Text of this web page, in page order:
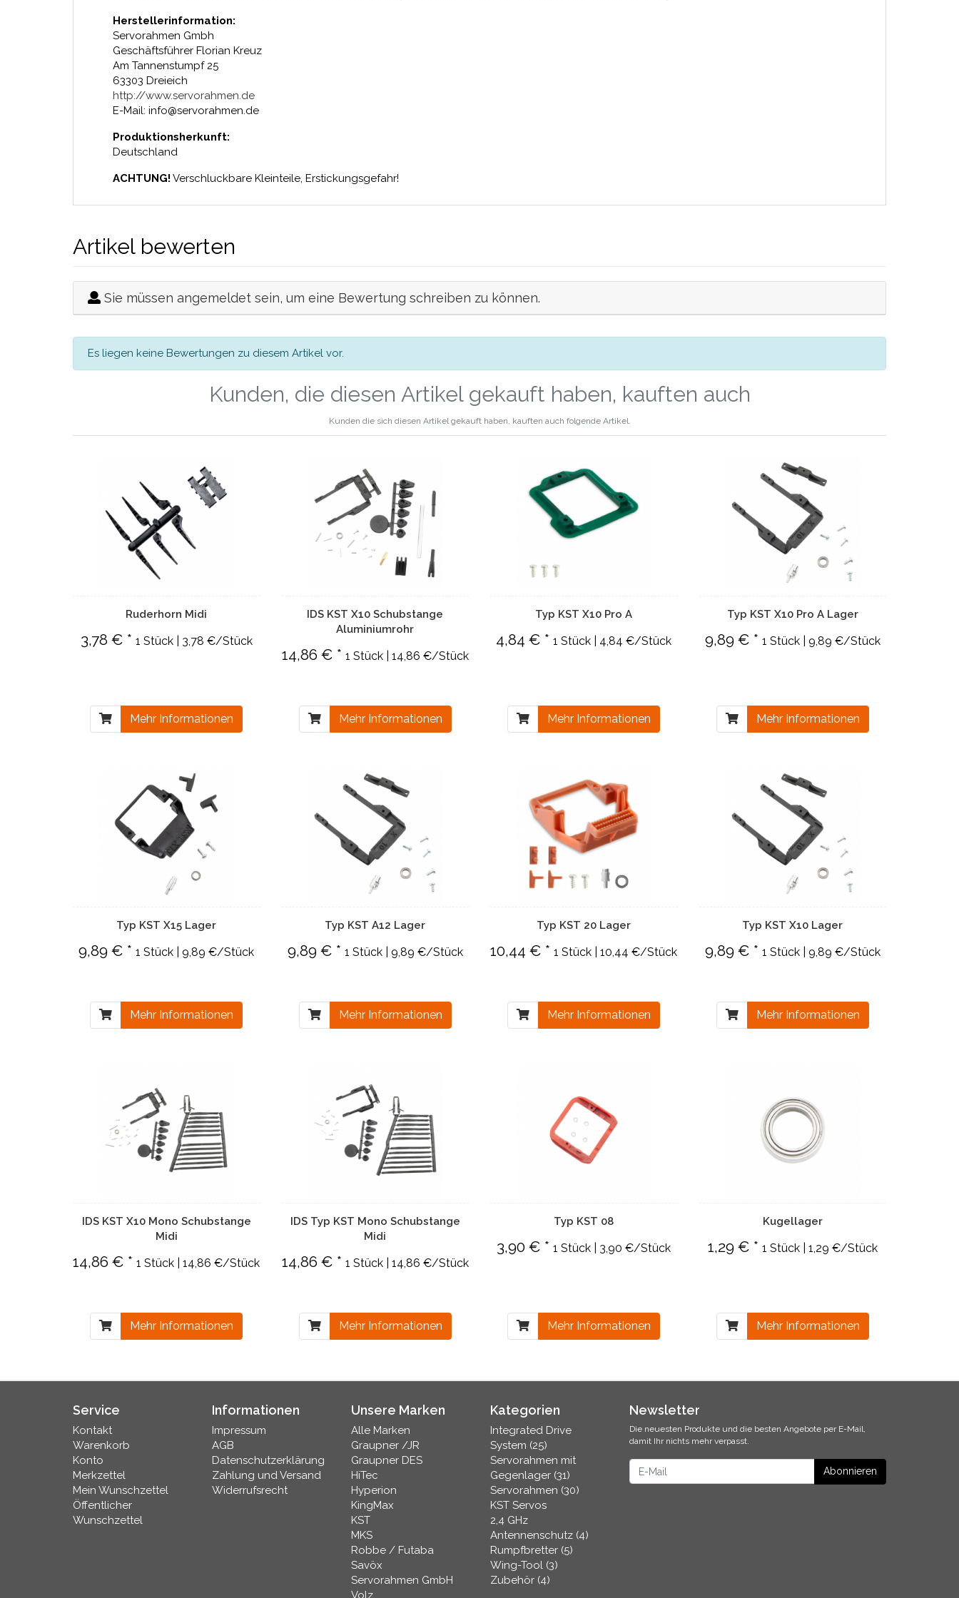
Herstellerinformation:
Servorahmen Gmbh
Geschäftsführer Florian Kreuz
Am Tannenstumpf 25
63303 Dreieich
http://www.servorahmen.de
E-Mail: info@servorahmen.de
Produktionsherkunft:
Deutschland
ACHTUNG! Verschluckbare Kleinteile, Erstickungsgefahr!
Artikel bewerten
Sie müssen angemeldet sein, um eine Bewertung schreiben zu können.
Es liegen keine Bewertungen zu diesem Artikel vor.
Kunden, die diesen Artikel gekauft haben, kauften auch
Kunden die sich diesen Artikel gekauft haben, kauften auch folgende Artikel.
Ruderhorn Midi
3,78 € * 1 Stück | 3,78 €/Stück
Mehr Informationen
IDS KST X10 Schubstange
Aluminiumrohr
14,86 € * 1 Stück | 14,86 €/Stück
Mehr Informationen
Typ KST X10 Pro A
4,84 € *1 Stück | 4,84 €/Stück
Mehr Informationen
Typ KST X10 Pro A Lager
9,89 € * 1 Stück | 9,89 €/Stück
Mehr Informationen
Typ KST X15 Lager
9,89 € *1 Stück | 9,89 €/Stück
Mehr Informationen
Typ KST A12 Lager
9,89 € * 1 Stück | 9,89 €/Stück
Mehr Informationen
Typ KST 20 Lager
10,44 € *1 Stück | 10,44 €/Stück
Mehr Informationen
Typ KST X10 Lager
9,89 € * 1 Stück | 9,89 €/Stück
Mehr Informationen
IDS KST X10 Mono Schubstange
Midi
14,86 € *1 Stück | 14,86 €/Stück
Mehr Informationen
IDS Typ KST Mono Schubstange
Midi
14,86 € * 1 Stück | 14,86 €/Stück
Mehr Informationen
Typ KST 08
3,90 € *1 Stück | 3,90 €/Stück
Mehr Informationen
Kugellager
1,29 € * 1 Stück | 1,29 €/Stück
Mehr Informationen
Service
Kontakt
Warenkorb
Konto
Merkzettel
Mein Wunschzettel
Öffentlicher
Wunschzettel
Informationen
Impressum
AGB
Datenschutzerklärung
Zahlung und Versand
Widerrufsrecht
Unsere Marken
Alle Marken
Graupner /JR
Graupner DES
HiTec
Hyperion
KingMax
KST
MKS
Robbe / Futaba
Savöx
Servorahmen GmbH
Volz
Kategorien
Integrated Drive
System (25)
Servorahmen mit
Gegenlager (31)
Servorahmen (30)
KST Servos
2,4 GHz
Antennenschutz (4)
Rumpfbretter (5)
Wing-Tool (3)
Zubehör (4)
Newsletter
Die neuesten Produkte und die besten Angebote per E-Mail,
damit Ihr nichts mehr verpasst.
Newsletter Abonnieren